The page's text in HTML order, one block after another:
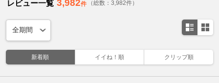
レビュー一覧 3,982件 （総数：3,982件）
新着順 イイね！順 クリップ順